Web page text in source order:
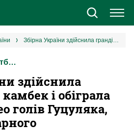
Новини
Збірна
Єврокубки
УПЛ
Збірна України здійснила грандіозний камбек і обіграла Бельгію: відео голів Гуцуляка, Ваната і Забарного
Збірна України з футболу
здійснила
і обіграла
голів Гуцуляка,